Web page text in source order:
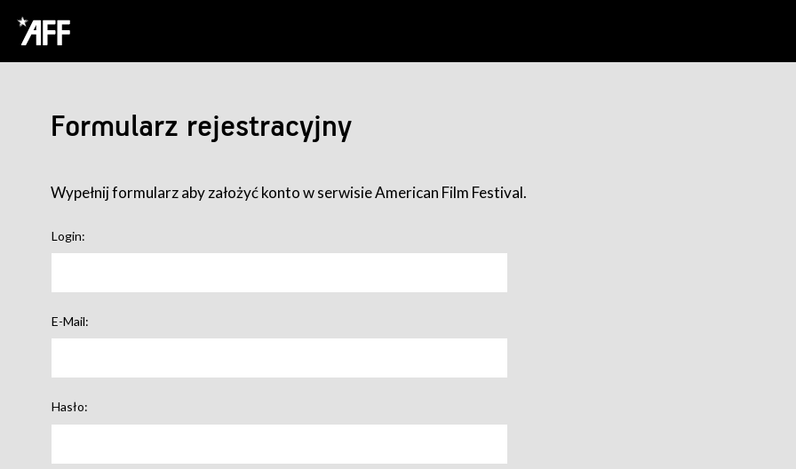
Formularz rejestracyjny
Wypełnij formularz aby założyć konto w serwisie American Film Festival.
Login:
E-Mail:
Hasło: